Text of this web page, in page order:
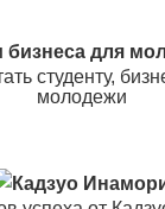
студенту,
молодежи